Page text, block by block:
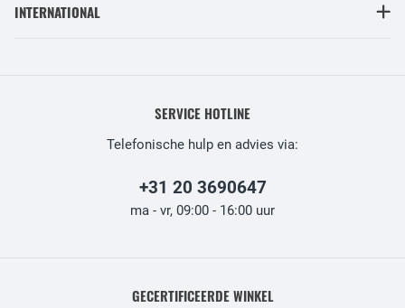
INTERNATIONAL
SERVICE HOTLINE
Telefonische hulp en advies via:
+31 20 3690647
ma - vr, 09:00 - 16:00 uur
GECERTIFICEERDE WINKEL